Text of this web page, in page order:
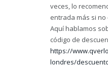
veces, lo
entrada más si
Aquí hablamos
código de
https://
londres/